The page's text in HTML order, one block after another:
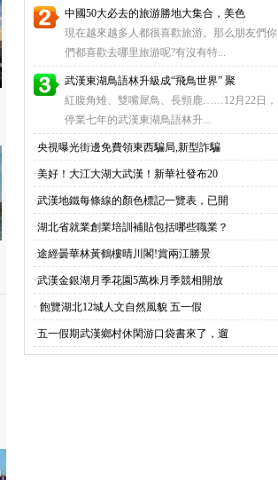
中國50大必去的旅游勝地大集合，美色
現在越來越多人都很喜歡旅游。那么朋友們你
們都喜歡去哪里旅游呢?有沒有特...
武漢東湖鳥語林升級成“飛鳥世界” 聚
紅腹角雉、雙嘴犀鳥、長頸鹿……12月22日，
停業七年的武漢東湖鳥語林升...
·央視曝光街邊免費領東西騙局,新型詐騙
·美好！大江大湖大武漢！新華社發布20
·武漢地鐵每條線的顏色標記一覽表，已開
·湖北省就業創業培訓補貼包括哪些職業？
·途經曇華林黃鶴樓晴川閣!賞兩江勝景
·武漢金銀湖月季花園5萬株月季競相開放
· 飽覽湖北12城人文自然風貌 五一假
·五一假期武漢鄉村休閑游口袋書來了，遛